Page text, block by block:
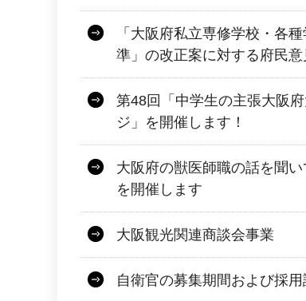
「大阪府私立専修学校・各
準」の改正案に対する府民
第48回「中学生の主張大阪
ジ」を開催します！
大阪府の獣医師職の話を聞
を開催します
大阪観光関連商談会事業
自衛官の募集期間および採